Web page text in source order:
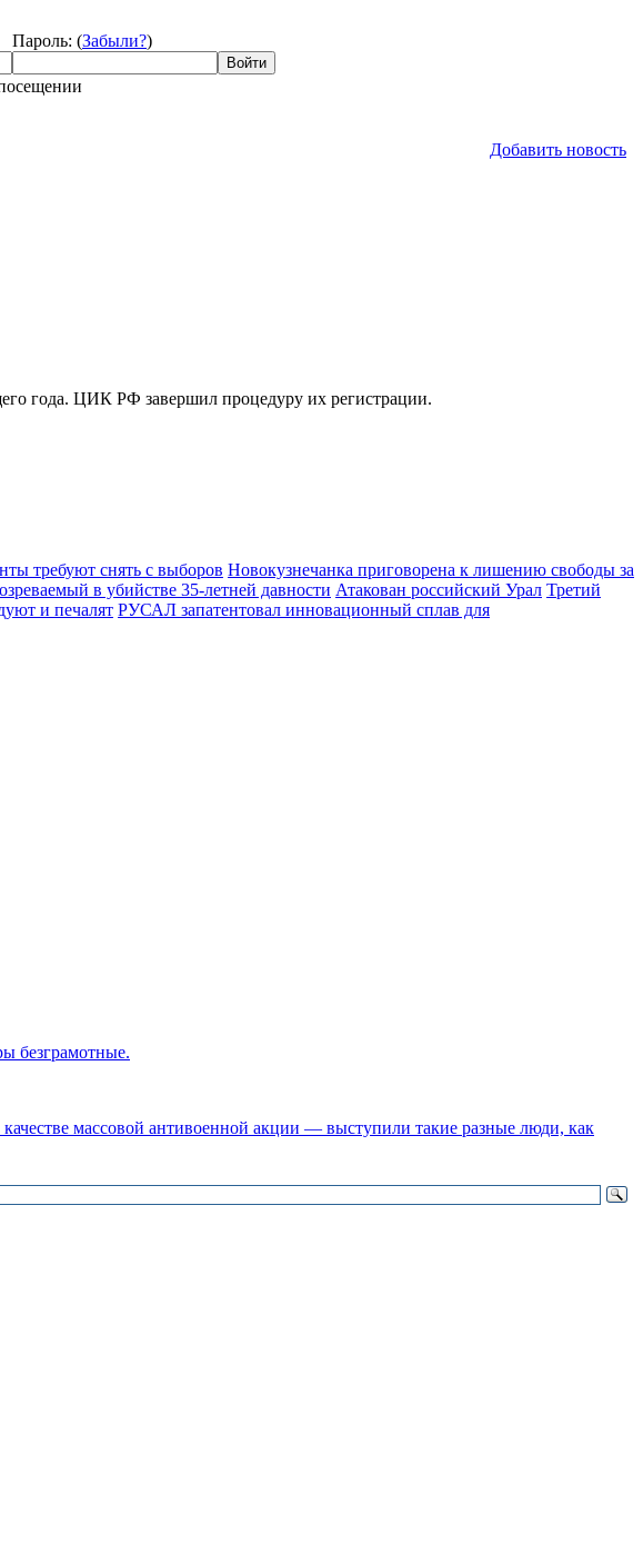
Пароль: (Забыли?)
Добавить новость
года. ЦИК РФ завершил процедуру их регистрации.
требуют снять с выборов Новокузнечанка приговорена к лишению свободы за
в убийстве 35-летней давности Атакован российский Урал Третий
и печалят РУСАЛ запатентовал инновационный сплав для
безграмотные.
массовой антивоенной акции — выступили такие разные люди, как